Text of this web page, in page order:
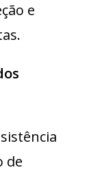
e
de